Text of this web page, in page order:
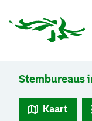
Stembureaus
Kaart